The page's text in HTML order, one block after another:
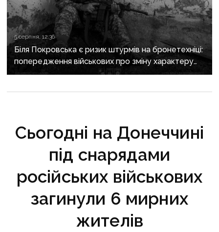
5 серпня, 12:36
Біля Покровська є ризик штурмів на бронетехніці:
попередження військових про зміну характеру
боїв на напрямку
Сьогодні на Донеччині
під снарядами
російських військових
загинули 6 мирних
жителів